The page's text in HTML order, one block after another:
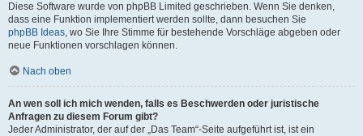
Diese Software wurde von phpBB Limited geschrieben. Wenn Sie denken,
dass eine Funktion implementiert werden sollte, dann besuchen Sie
phpBB Ideas, wo Sie Ihre Stimme für bestehende Vorschläge abgeben oder
neue Funktionen vorschlagen können.
Nach oben
An wen soll ich mich wenden, falls es Beschwerden oder juristische
Anfragen zu diesem Forum gibt?
Jeder Administrator, der auf der „Das Team“-Seite aufgeführt ist, ist ein